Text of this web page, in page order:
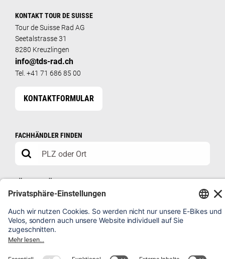
KONTAKT TOUR DE SUISSE
Tour de Suisse Rad AG
Seetalstrasse 31
8280 Kreuzlingen
info@tds-rad.ch
Tel. +41 71 686 85 00
KONTAKTFORMULAR
FACHHÄNDLER FINDEN
HÄNDLERSHOP